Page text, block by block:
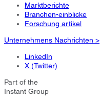
Marktberichte
Branchen-einblicke
Forschung artikel
Unternehmens Nachrichten >
LinkedIn
X (Twitter)
Part of the
Instant Group